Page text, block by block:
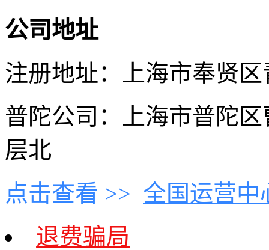
公司地址
注册地址：上海市奉贤
普陀公司：上海市普陀
层北
点击查看 >> 全国运营中
退费骗局